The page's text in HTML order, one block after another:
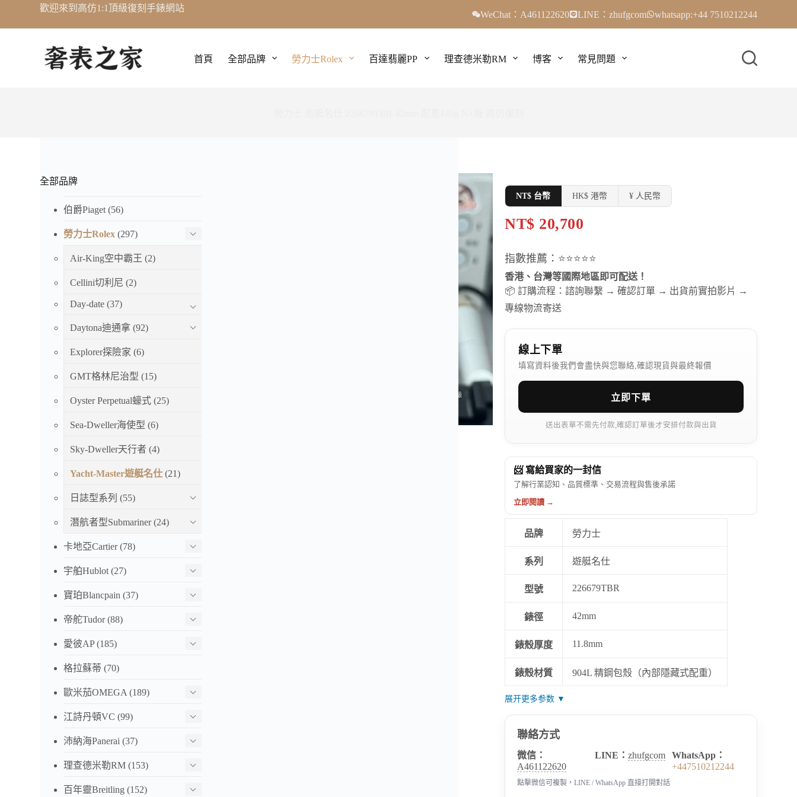
至
歡迎來到高仿1:1頂級復刻手錶網站
WeChat：A461122620 LINE：zhufgcom whatsapp:+44 7510212244
首頁 全部品牌 勞力士Rolex 百達翡麗PP 理查德米勒RM 博客 常見問題
NT$ 台幣 HK$ 港幣 ¥ 人民幣
NT$ 20,700
指數推薦：⭐⭐⭐⭐⭐
香港、台灣等國際地區即可配送！
📦 訂購流程：諮詢聯繫 → 確認訂單 → 出貨前實拍影片 →
專線物流寄送
線上下單
填寫資料後我們會盡快與您聯絡,確認現貨與最終報價
立即下單
送出表單不需先付款,確認訂單後才安排付款與出貨
📨 寫給買家的一封信
了解行業認知、品質標準、交易流程與售後承諾
立即閱讀 →
品牌 勞力士
系列 遊艇名仕
型號 226679TBR
錶徑 42mm
錶殼厚度 11.8mm
錶殼材質 904L 精鋼包殼（內部隱藏式配重）
展开更多参数 ▼
聯絡方式
微信：
A461122620
LINE： zhufgcom
WhatsApp：
+447510212244
點擊微信可複製，LINE / WhatsApp 直接打開對話
全部品牌
伯爵Piaget (56)
勞力士Rolex (297)
Air-King空中霸王 (2)
Cellini切利尼 (2)
Day-date (37)
Daytona迪通拿 (92)
Explorer探險家 (6)
GMT格林尼治型 (15)
Oyster Perpetual蠔式 (25)
Sea-Dweller海使型 (6)
Sky-Dweller天行者 (4)
Yacht-Master遊艇名仕 (21)
日誌型系列 (55)
潛航者型Submariner(24)
卡地亞Cartier(78)
宇舶Hublot (27)
寶珀Blancpain (37)
帝舵Tudor(88)
愛彼AP(185)
格拉蘇蒂 (70)
歐米茄OMEGA (189)
江詩丹頓VC (99)
沛納海Panerai (37)
理查德米勒RM (153)
百年靈Breitling (152)